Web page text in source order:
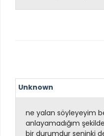
Unknown
ne yalan söyleyeyim
anlayamadığım
bir durumdur seninki